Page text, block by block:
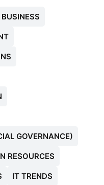
GOVERNANCE)
RESOURCES
IT TRENDS